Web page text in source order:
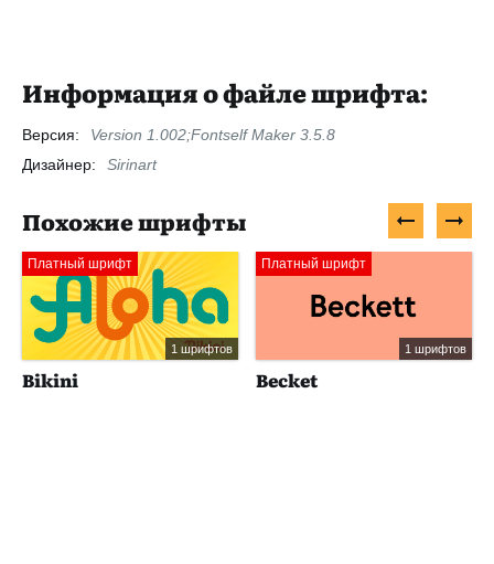
Информация о файле шрифта:
Версия:
Version 1.002;Fontself Maker 3.5.8
Дизайнер:
Sirinart
Похожие шрифты
Платный шрифт
1 шрифтов
Bikini
Платный шрифт
1 шрифтов
Becket